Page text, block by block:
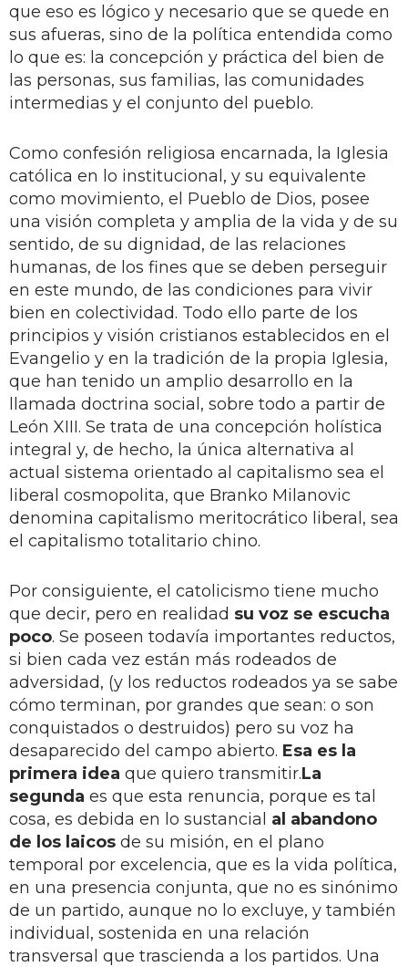
que eso es lógico y necesario que se quede en
sus afueras, sino de la política entendida como
lo que es: la concepción y práctica del bien de
las personas, sus familias, las comunidades
intermedias y el conjunto del pueblo.
Como confesión religiosa encarnada, la Iglesia
católica en lo institucional, y su equivalente
como movimiento, el Pueblo de Dios, posee
una visión completa y amplia de la vida y de su
sentido, de su dignidad, de las relaciones
humanas, de los fines que se deben perseguir
en este mundo, de las condiciones para vivir
bien en colectividad. Todo ello parte de los
principios y visión cristianos establecidos en el
Evangelio y en la tradición de la propia Iglesia,
que han tenido un amplio desarrollo en la
llamada doctrina social, sobre todo a partir de
León XIII. Se trata de una concepción holística
integral y, de hecho, la única alternativa al
actual sistema orientado al capitalismo sea el
liberal cosmopolita, que Branko Milanovic
denomina capitalismo meritocrático liberal, sea
el capitalismo totalitario chino.
Por consiguiente, el catolicismo tiene mucho
que decir, pero en realidad su voz se escucha
poco. Se poseen todavía importantes reductos,
si bien cada vez están más rodeados de
adversidad, (y los reductos rodeados ya se sabe
cómo terminan, por grandes que sean: o son
conquistados o destruidos) pero su voz ha
desaparecido del campo abierto. Esa es la
primera idea que quiero transmitir.La
segunda es que esta renuncia, porque es tal
cosa, es debida en lo sustancial al abandono
de los laicos de su misión, en el plano
temporal por excelencia, que es la vida política,
en una presencia conjunta, que no es sinónimo
de un partido, aunque no lo excluye, y también
individual, sostenida en una relación
transversal que trascienda a los partidos. Una